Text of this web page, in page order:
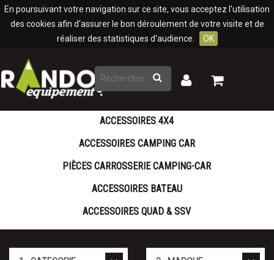
En poursuivant votre navigation sur ce site, vous acceptez l'utilisation
des cookies afin d'assurer le bon déroulement de votre visite et de
réaliser des statistiques d'audience.
OK
Rechercher
Mon
Mon
ACCESSOIRES 4X4
ACCESSOIRES CAMPING CAR
PIÈCES CARROSSERIE CAMPING-CAR
ACCESSOIRES BATEAU
ACCESSOIRES QUAD & SSV
Panneau de gestion des cookies